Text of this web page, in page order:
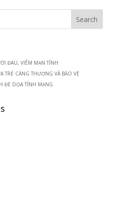
ĐAU, VIÊM MẠN TÍNH
TRẺ CÀNG THƯƠNG VÀ BẢO VỆ
ĐE DỌA TÍNH MẠNG